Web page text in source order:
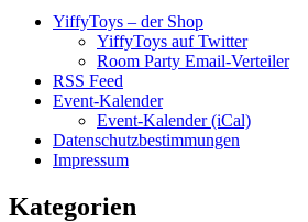
YiffyToys – der Shop
YiffyToys auf Twitter
Room Party Email-Verteiler
RSS Feed
Event-Kalender
Event-Kalender (iCal)
Datenschutzbestimmungen
Impressum
Kategorien